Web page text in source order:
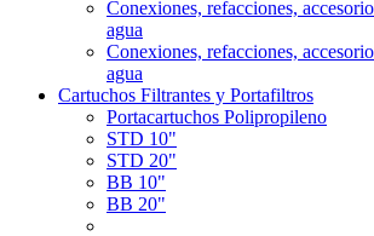
Conexiones, refacciones,
agua
Conexiones, refacciones,
agua
Cartuchos Filtrantes y Portafiltros
Portacartuchos Polipropileno
STD 10"
STD 20"
BB 10"
BB 20"